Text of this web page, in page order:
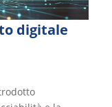
digitale